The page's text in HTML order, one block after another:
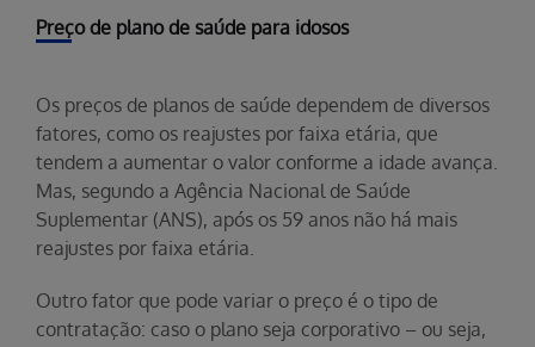
Preço de plano de saúde para idosos
Os preços de planos de saúde dependem de diversos
fatores, como os reajustes por faixa etária, que
tendem a aumentar o valor conforme a idade avança.
Mas, segundo a Agência Nacional de Saúde
Suplementar (ANS), após os 59 anos não há mais
reajustes por faixa etária.
Outro fator que pode variar o preço é o tipo de
contratação: caso o plano seja corporativo – ou seja,